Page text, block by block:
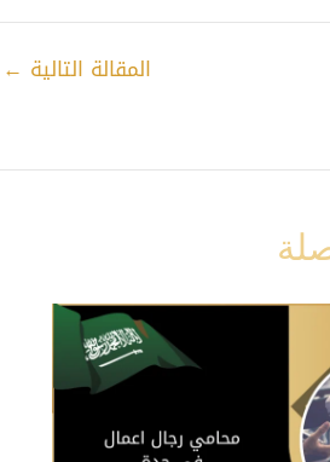
المقالة التالية ←